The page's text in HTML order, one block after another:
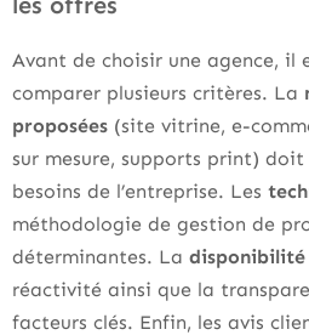
Avant de choisir une agence, il
comparer plusieurs critères. La
proposées (site vitrine, e-
sur mesure, supports print)
besoins de l’entreprise. Les
méthodologie de gestion de
déterminantes. La disponibilité
réactivité ainsi que la
facteurs clés. Enfin, les avis